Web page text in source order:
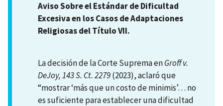
Aviso Sobre el Estándar de Dificultad
Excesiva en los Casos de Adaptaciones
Religiosas del Título VII.
La decisión de la Corte Suprema enGroff v.
DeJoy, 143 S. Ct.2279(2023), aclaró que
“mostrar ‘más que un costo de minimis’… no
es suficiente para establecer una dificultad